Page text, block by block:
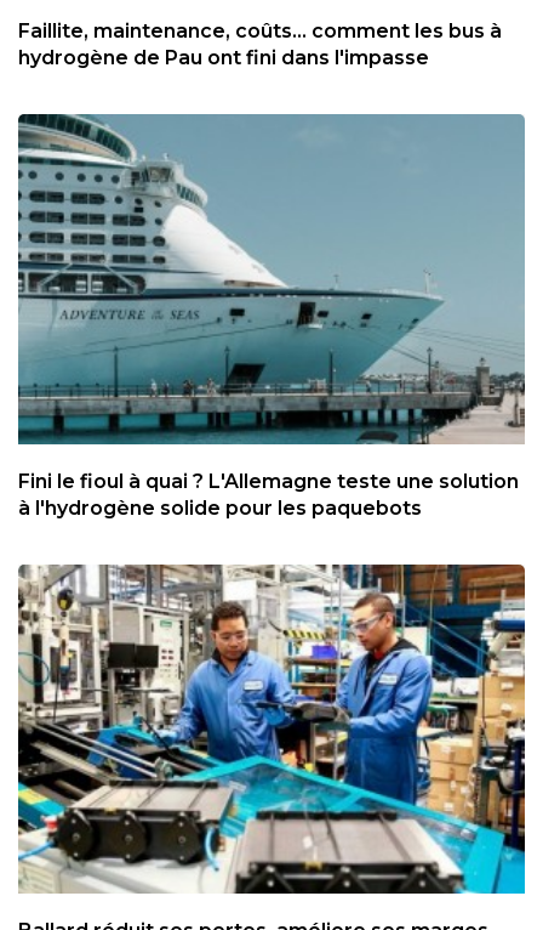
Faillite, maintenance, coûts... comment les bus à
hydrogène de Pau ont fini dans l'impasse
Fini le fioul à quai ? L'Allemagne teste une solution
à l'hydrogène solide pour les paquebots